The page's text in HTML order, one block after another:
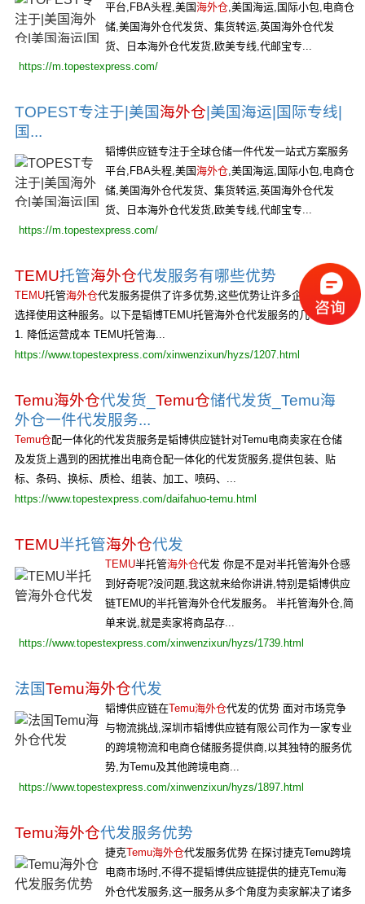
平台,FBA头程,美国海外仓,美国海运,国际小包,电商仓
储,美国海外仓代发货、集货转运,英国海外仓代发
货、日本海外仓代发货,欧美专线,代邮宝专...
https://m.topestexpress.com/
TOPEST专注于|美国海外仓 |美国海运|国际专线|
国...
韬博供应链专注于全球仓储一件代发一站式方案服务
平台,FBA头程,美国海外仓,美国海运,国际小包,电商仓
储,美国海外仓代发货、集货转运,英国海外仓代发
货、日本海外仓代发货,欧美专线,代邮宝专...
https://m.topestexpress.com/
TEMU托管海外仓代发服务有哪些优势
TEMU托管海外仓代发服务提供了许多优势,这些优势让许多企业和个人
选择使用这种服务。以下是韬博TEMU托管海外仓代发服务的几个优势:
1. 降低运营成本 TEMU托管海...
https://www.topestexpress.com/xinwenzixun/hyzs/1207.html
Temu海外仓代发货_ Temu仓储代发货_Temu海
外仓一件代发服务...
Temu仓配一体化的代发货服务是韬博供应链针对Temu电商卖家在仓储
及发货上遇到的困扰推出电商仓配一体化的代发货服务,提供包装、贴
标、条码、换标、质检、组装、加工、喷码、...
https://www.topestexpress.com/daifahuo-temu.html
TEMU半托管海外仓代发
TEMU半托管海外仓代发 你是不是对半托管海外仓感
到好奇呢?没问题,我这就来给你讲讲,特别是韬博供应
链TEMU的半托管海外仓代发服务。 半托管海外仓,简
单来说,就是卖家将商品存...
https://www.topestexpress.com/xinwenzixun/hyzs/1739.html
法国Temu海外仓代发
韬博供应链在Temu海外仓代发的优势 面对市场竞争
与物流挑战,深圳市韬博供应链有限公司作为一家专业
的跨境物流和电商仓储服务提供商,以其独特的服务优
势,为Temu及其他跨境电商...
https://www.topestexpress.com/xinwenzixun/hyzs/1897.html
Temu海外仓代发服务优势
捷克Temu海外仓代发服务优势 在探讨捷克Temu跨境
电商市场时,不得不提韬博供应链提供的捷克Temu海
外仓代发服务,这一服务从多个角度为卖家解决了诸多